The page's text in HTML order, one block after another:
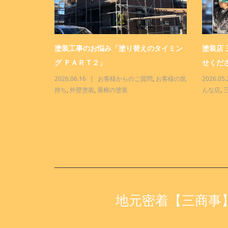
塗装工事のお悩み「塗り替えのタイミン
グ ＰＡＲＴ２」
2026.06.16 お客様からのご質問, お客様の気
持ち,外壁塗装, 屋根の塗装
塗装店
せくだ
んな店,
地元密着【三商